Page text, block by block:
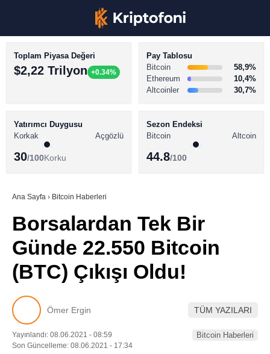
Youtube
TikTok
BİTCOİN HABERLERİ
ALTCOİN HABERLERİ
SÖZLÜK
Toplam Piyasa Değeri
$2,22 Trilyon +0.34%
Pay Tablosu
Bitcoin
58,9%
Ethereum
10,4%
Altcoinler
30,7%
Yatırımcı Duygusu
Korkak
Açgözlü
30/100Korku
Sezon Endeksi
Bitcoin
Altcoin
44.8/100
Ana Sayfa › Bitcoin Haberleri
Borsalardan Tek Bir
Günde 22.550 Bitcoin
(BTC) Çıkışı Oldu!
Ömer Ergin TÜM YAZILARI
Yayınlandı: 08.06.2021 - 08:59
Son Güncelleme: 08.06.2021 - 17:34
Bitcoin Haberleri